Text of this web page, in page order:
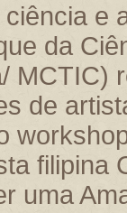
e
da
MCTIC)
de
filipina
uma